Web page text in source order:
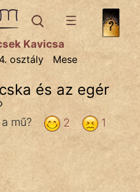
Kavicsa
4. osztály Mese
és az egér
1
2
mű?